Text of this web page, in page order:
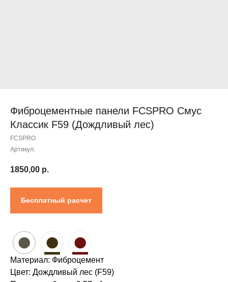
Фиброцементные панели FCSPRO Смус
Классик F59 (Дождливый лес)
FCSPRO
Артикул:
1850,00 р.
Бесплатный расчет
● ● ●
Материал: Фиброцемент
Цвет: Дождливый лес (F59)